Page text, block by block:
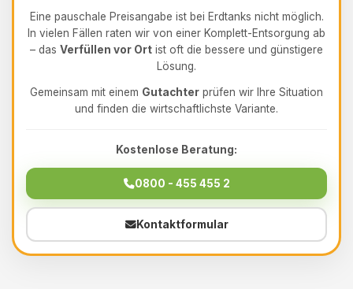
Eine pauschale Preisangabe ist bei Erdtanks nicht möglich.
In vielen Fällen raten wir von einer Komplett-Entsorgung ab
– das Verfüllen vor Ort ist oft die bessere und günstigere
Lösung.
Gemeinsam mit einem Gutachter prüfen wir Ihre Situation
und finden die wirtschaftlichste Variante.
Kostenlose Beratung:
0800 - 455 455 2
Kontaktformular